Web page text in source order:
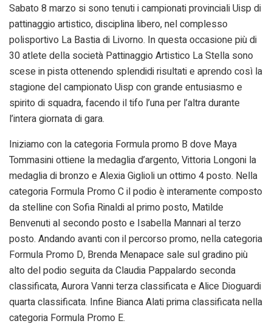
Sabato 8 marzo si sono tenuti i campionati provinciali Uisp di
pattinaggio artistico, disciplina libero, nel complesso
polisportivo La Bastia di Livorno. In questa occasione più di
30 atlete della società Pattinaggio Artistico La Stella sono
scese in pista ottenendo splendidi risultati e aprendo così la
stagione del campionato Uisp con grande entusiasmo e
spirito di squadra, facendo il tifo l’una per l’altra durante
l’intera giornata di gara.
Iniziamo con la categoria Formula promo B dove Maya
Tommasini ottiene la medaglia d’argento, Vittoria Longoni la
medaglia di bronzo e Alexia Giglioli un ottimo 4 posto. Nella
categoria Formula Promo C il podio è interamente composto
da stelline con Sofia Rinaldi al primo posto, Matilde
Benvenuti al secondo posto e Isabella Mannari al terzo
posto. Andando avanti con il percorso promo, nella categoria
Formula Promo D, Brenda Menapace sale sul gradino più
alto del podio seguita da Claudia Pappalardo seconda
classificata, Aurora Vanni terza classificata e Alice Dioguardi
quarta classificata. Infine Bianca Alati prima classificata nella
categoria Formula Promo E.